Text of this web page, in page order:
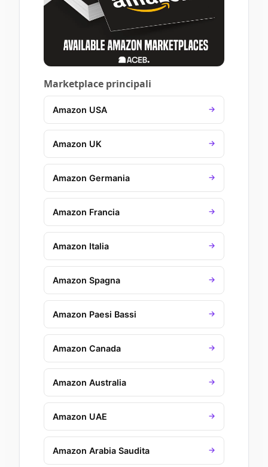
Marketplace principali
Amazon USA →
Amazon UK →
Amazon Germania →
Amazon Francia →
Amazon Italia →
Amazon Spagna →
Amazon Paesi Bassi →
Amazon Canada →
Amazon Australia →
Amazon UAE →
Amazon Arabia Saudita →